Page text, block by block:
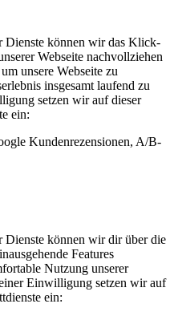
Dienste können wir das Klick-
Webseite nachvollziehen
unsere Webseite zu
insgesamt laufend zu
setzen wir auf dieser
ein:
Kundenrezensionen, A/B-
Dienste können wir dir über die
Features
Nutzung unserer
Einwilligung setzen wir auf
ein: